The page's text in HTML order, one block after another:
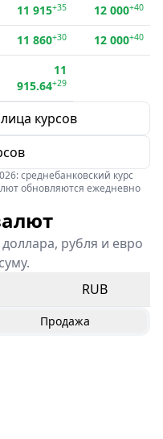
11 915+35 12 000+40
11 860+30 12 000+40
11
915.64+29
курсов
среднебанковский курс
обновляются ежедневно
рубля и евро
RUB
Продажа